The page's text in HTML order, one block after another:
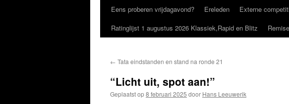
Eens proberen vrijdagavond?
Ereleden Externe
Ratinglijst 1 augustus 2026 Klassiek,Rapid en Blitz
← Tata eindstanden en stand na ronde 21
“Licht uit, spot aan!”
Geplaatst op8 februari 2025 door Hans Leeuwerik